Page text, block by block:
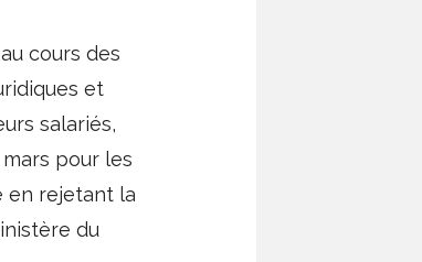
cours des
et
salariés,
pour les
en rejetant la
du